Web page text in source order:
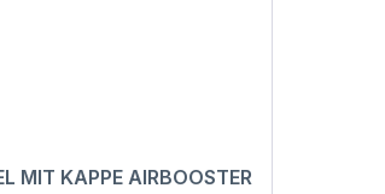
MIT KAPPE AIRBOOSTER